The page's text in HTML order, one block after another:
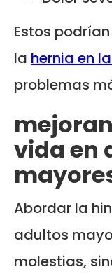
Estos
la hernia en
problemas
vida en
Abordar la
adultos
molestias,